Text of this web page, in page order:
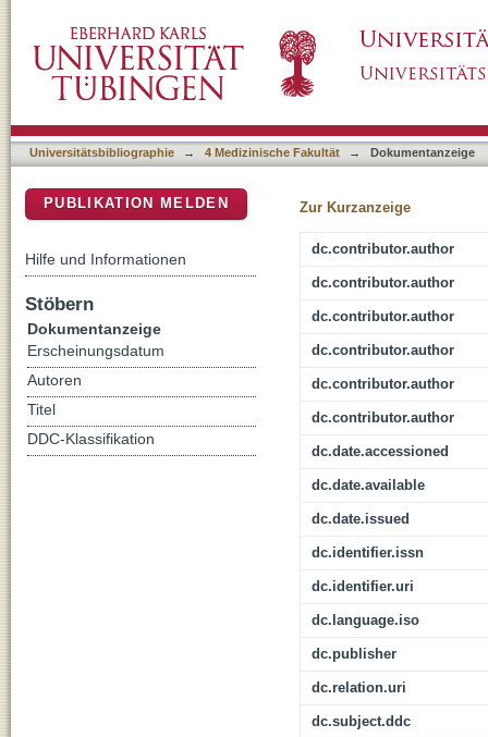
Evaluation of (Digital) Drawing Courses in
Socio-Emotional Skills
Universitätsbibliographie → 4 Medizinische Fakultät → Dokumentanzeige
Zur Kurzanzeige
dc.contributor.author
dc.contributor.author
dc.contributor.author
dc.contributor.author
dc.contributor.author
dc.contributor.author
dc.date.accessioned
dc.date.available
dc.date.issued
dc.identifier.issn
dc.identifier.uri
dc.language.iso
dc.publisher
dc.relation.uri
dc.subject.ddc
PUBLIKATION MELDEN
Hilfe und Informationen
Stöbern
Dokumentanzeige
Erscheinungsdatum
Autoren
Titel
DDC-Klassifikation